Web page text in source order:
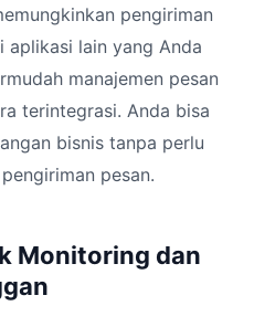
pengiriman
aplikasi lain yang Anda
manajemen pesan
terintegrasi. Anda bisa
bisnis tanpa perlu
pesan.
Monitoring dan